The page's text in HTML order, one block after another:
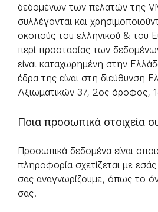
δεδομένων των πελατών της
συλλέγονται και
σκοπούς του ελληνικού & του
περί προστασίας των
είναι καταχωρημένη στην
έδρα της είναι στη διεύθυνση
Αξιωματικών 37, 2ος όροφος,
Ποια προσωπικά στοιχεία
Προσωπικά δεδομένα είναι
πληροφορία σχετίζεται με εσάς
σας αναγνωρίζουμε, όπως το
σας.